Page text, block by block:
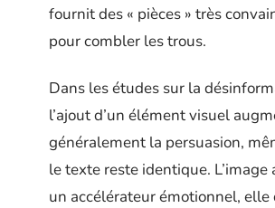
fournit des « pièces » très
pour combler les trous.
Dans les études sur la
l’ajout d’un élément visuel
généralement la persuasion,
le texte reste identique. L’image
un accélérateur émotionnel, elle